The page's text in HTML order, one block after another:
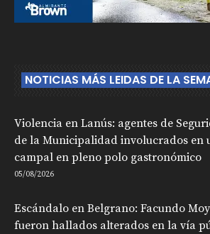
NOTICIAS MÁS LEIDAS DE LA
Violencia en Lanús: agentes de
de la Municipalidad involucrados en
campal en pleno polo gastronómico
05/08/2026
Escándalo en Belgrano: Facundo
fueron hallados alterados en la vía